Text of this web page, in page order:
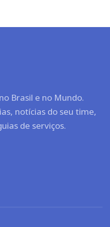
Brasil e no Mundo.
notícias do seu time,
de serviços.